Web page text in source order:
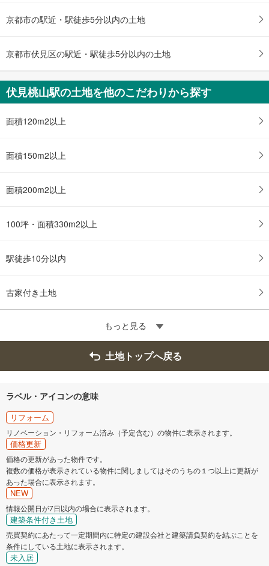
に
す
京都市の駅近・駅徒歩5分以内の土地
京都市伏見区の駅近・駅徒歩5分以内の土地
伏見桃山駅の土地を他のこだわりから探す
面積120m2以上
面積150m2以上
面積200m2以上
100坪・面積330m2以上
駅徒歩10分以内
古家付き土地
もっと見る
土地トップへ戻る
ラベル・アイコンの意味
リフォーム
リノベーション・リフォーム済み（予定含む）の物件に表示されます。
価格更新
価格の更新があった物件です。
複数の価格が表示されている物件に関しましてはそのうちの１つ以上に更新が
あった場合に表示されます。
NEW
情報公開日が7日以内の場合に表示されます。
建築条件付き土地
売買契約にあたって一定期間内に特定の建設会社と建築請負契約を結ぶことを
条件にしている土地に表示されます。
未入居